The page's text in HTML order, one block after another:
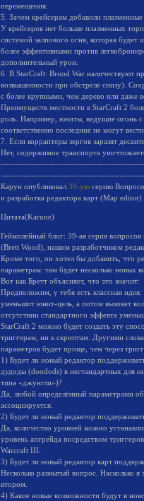
перемещения.
5. Зачем крейсерам добавили
У крейсеров нет больше плазменных
системой залпового огня, которая
более эффективными против
дополнительный урон.
6. В StarCraft: Brood War наличествуют
возвышенности при обстреле снизу).
с более крупными, чем дерево или даже
Преимуществ местности в StarCraft 2
роль. Например, юниты, ведущие огонь
соответственно последние не могут
7. Если корраптеры зергов заразят
Нет, содержимое транспорта
Карун опубликовал39-ую серию
и разработка редактора карт (Map editor)
Цитата(Karune)
Геймплейный блог: 39-ая серия
(Brett Wood), нашим разработчиком
Кроме того, он хотел бы добавить, что
параметрам: там будет несколько новых
Вот как Бретт объясняет, что это значит:
Предположим, у тебя есть классная
уменьшит юнит-цель, а потом вызовет
отсутствии стандартного эффекта
StarCraft 2 можно будет создать эту
триггерам, ни к скриптам. Другими
параметров будет проще, чем через
1) Будет ли новый редактор
дудоды (doodods) в нестандартных для
типа «джунгли»)?
Да, любой определённый параметрами
ассоциируется.
2) Будет ли новый редактор
Да, количество уровней можно
уровень апгрейда посредством
Warcraft III.
3) Будет ли новый редактор карт
Несколько размытый вопрос. Насколько
втором.
4) Какие новые возможности будут в